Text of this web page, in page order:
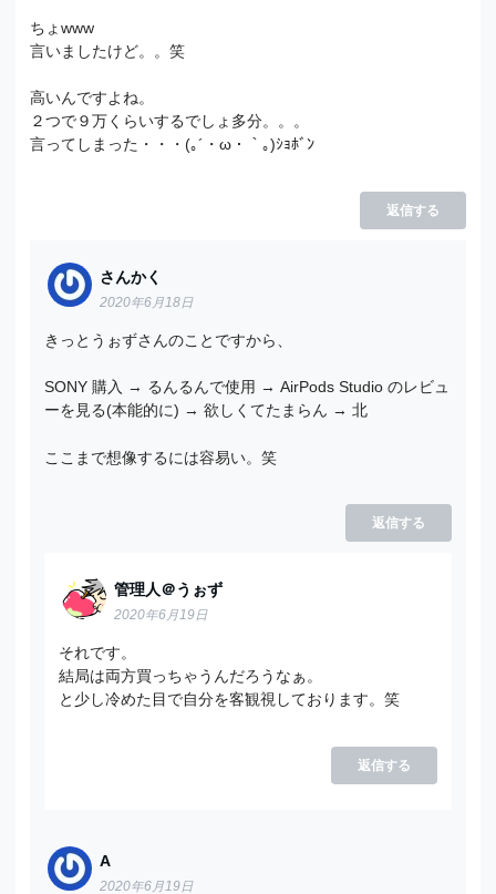
ちょwww
言いましたけど。。笑
高いんですよね。
２つで９万くらいするでしょ多分。。。
言ってしまった・・・(｡´・ω・｀｡)ｼｮﾎﾞﾝ
返信する
さんかく
2020年6月18日
きっとうぉずさんのことですから、
SONY 購入 → るんるんで使用 → AirPods Studio のレビュ
ーを見る(本能的に) → 欲しくてたまらん → 北
ここまで想像するには容易い。笑
返信する
管理人＠うぉず
2020年6月19日
それです。
結局は両方買っちゃうんだろうなぁ。
と少し冷めた目で自分を客観視しております。笑
返信する
A
2020年6月19日